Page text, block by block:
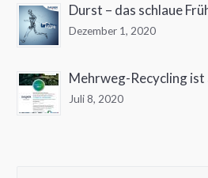
Durst – das schlaue
Dezember 1, 2020
Mehrweg-Recycling
Juli 8, 2020